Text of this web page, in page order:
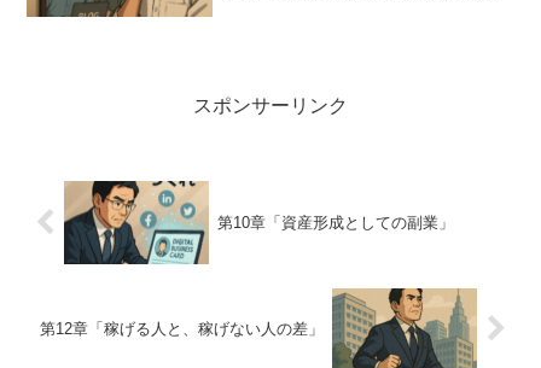
スポンサーリンク
第10章「資産形成としての副業」
第12章「稼げる人と、稼げない人の差」